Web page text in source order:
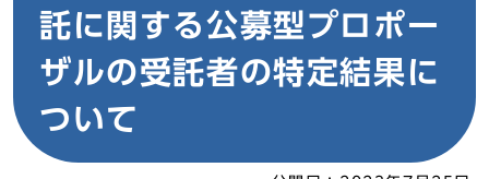
託に関する公募型プロポー
ザルの受託者の特定結果に
ついて